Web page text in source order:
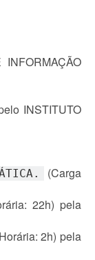
INSTITUTO
(Carga
22h) pela
2h) pela